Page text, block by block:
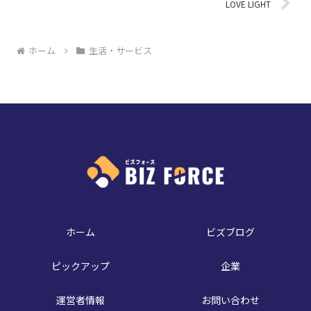
LOVE LIGHT
ホーム 生活・サービス
ホーム ビズブログ
ピックアップ 企業
運営者情報 お問い合わせ